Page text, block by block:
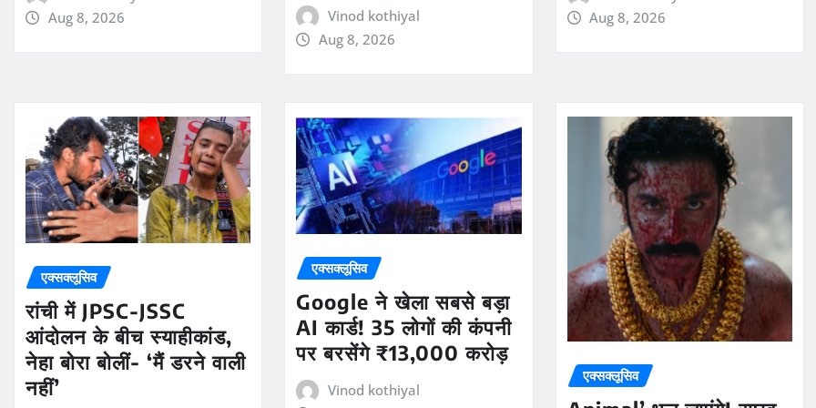
Aug 8, 2026
Vinod kothiyal
Aug 8, 2026
Aug 8, 2026
एक्सक्लूसिव
रांची में JPSC-JSSC
आंदोलन के बीच स्याहीकांड,
नेहा बोरा बोलीं- ‘मैं डरने वाली
नहीं’
एक्सक्लूसिव
Google ने खेला सबसे बड़ा
AI कार्ड! 35 लोगों की कंपनी
पर बरसेंगे ₹13,000 करोड़
Vinod kothiyal
एक्सक्लूसिव